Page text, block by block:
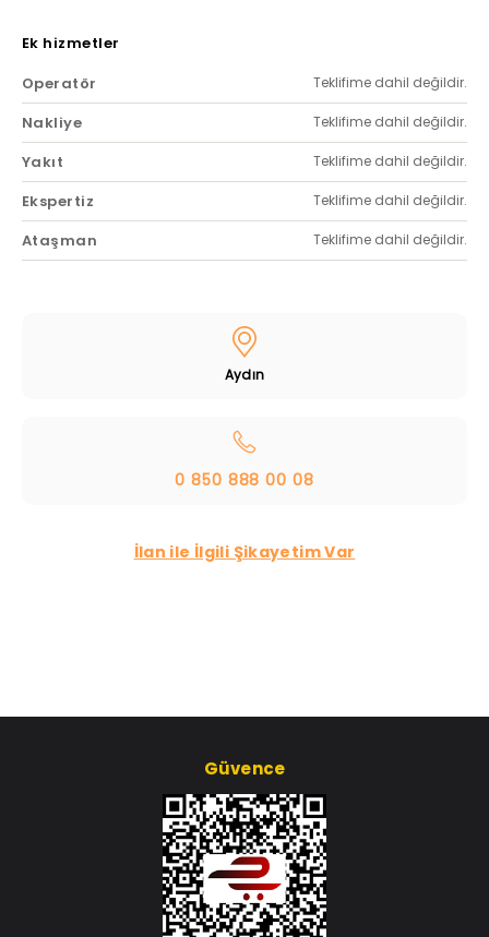
Ek hizmetler
Operatör
Teklifime dahil değildir.
Nakliye Teklifime dahil değildir.
Yakıt Teklifime dahil değildir.
Ekspertiz Teklifime dahil değildir.
Ataşman Teklifime dahil değildir.
Aydın
0 850 888 00 08
İlan ile İlgili Şikayetim Var
Güvence